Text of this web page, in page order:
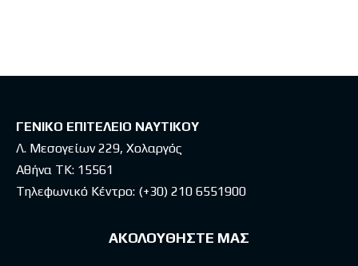
ΓΕΝΙΚΟ ΕΠΙΤΕΛΕΙΟ ΝΑΥΤΙΚΟΥ
Λ. Μεσογείων 229, Χολαργός
Αθήνα ΤΚ: 15561
Τηλεφωνικό Κέντρο: (+30) 210 6551900
ΑΚΟΛΟΥΘΗΣΤΕ ΜΑΣ